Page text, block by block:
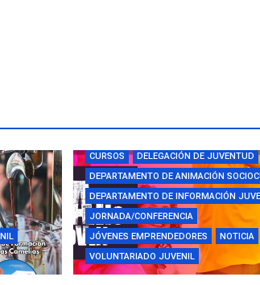
CURSOS
DELEGACIÓN DE JUVENTUD
DEPARTAMENTO DE ANIMACIÓN
DEPARTAMENTO DE INFORMACIÓN
JORNADA/CONFERENCIA
JÓVENES EMPRENDEDORES
NOTICIA
VOLUNTARIADO JUVENIL